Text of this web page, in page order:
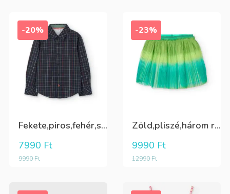
-20%
Fekete,piros,fehér,sárga kockás ing
9990Ft
7990 Ft
-23%
Zöld,pliszé,három rétegű(alatta csillogó tüll+kiwizöld vászon) szoknya
12990Ft
9990 Ft